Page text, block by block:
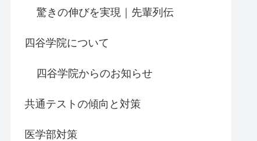
驚きの伸びを実現｜先輩列伝
四谷学院について
四谷学院からのお知らせ
共通テストの傾向と対策
医学部対策